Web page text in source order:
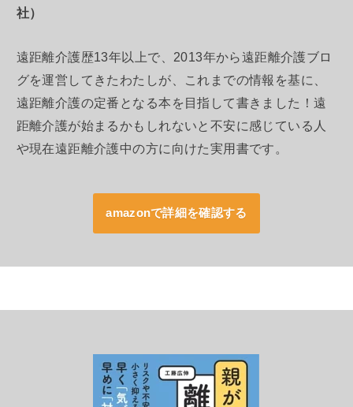
社）
遠距離介護歴13年以上で、2013年から遠距離介護ブロ
グを運営してきたわたしが、これまでの情報を基に、
遠距離介護の定番となる本を目指して書きました！遠
距離介護が始まるかもしれないと不安に感じている人
や現在遠距離介護中の方に向けた実用書です。
amazonで詳細を確認する